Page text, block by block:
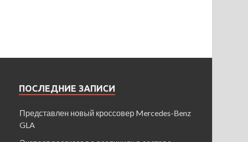
ПОСЛЕДНИЕ ЗАПИСИ
Представлен новый кроссовер Mercedes-Benz
GLA